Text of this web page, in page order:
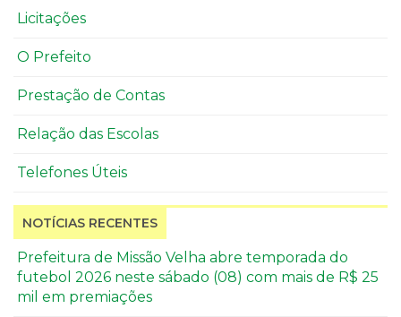
Licitações
O Prefeito
Prestação de Contas
Relação das Escolas
Telefones Úteis
NOTÍCIAS RECENTES
Prefeitura de Missão Velha abre temporada do
futebol 2026 neste sábado (08) com mais de R$ 25
mil em premiações